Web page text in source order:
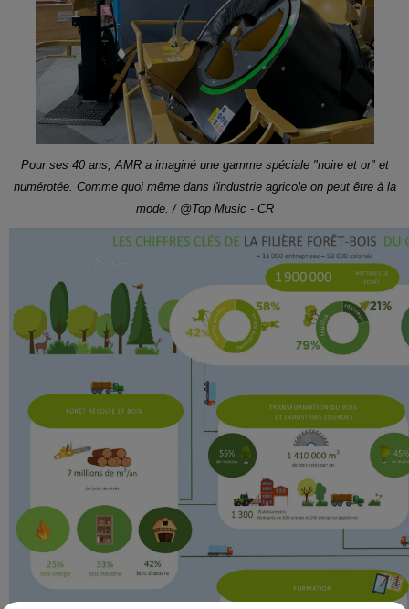
Pour ses 40 ans, AMR a imaginé une gamme spéciale "noire et or" et
numérotée. Comme quoi même dans l'industrie agricole on peut être à la
mode. / @Top Music - CR